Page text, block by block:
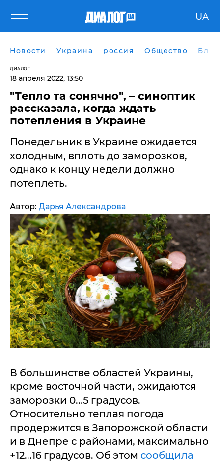
UA
Новости Украина россия Общество
ДИАЛОГ
18 апреля 2022, 13:50
"Тепло та сонячно", – синоптик
рассказала, когда ждать
потепления в Украине
Понедельник в Украине ожидается
холодным, вплоть до заморозков,
однако к концу недели должно
потеплеть.
Автор: Дарья Александрова
В большинстве областей Украины,
кроме восточной части, ожидаются
заморозки 0...5 градусов.
Относительно теплая погода
продержится в Запорожской области
и в Днепре с районами, максимально
+12...16 градусов. Об этом сообщила